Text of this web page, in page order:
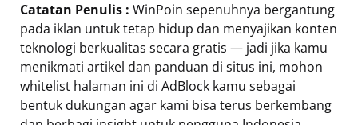
Catatan Penulis : WinPoin sepenuhnya bergantung
pada iklan untuk tetap hidup dan menyajikan konten
teknologi berkualitas secara gratis — jadi jika kamu
menikmati artikel dan panduan di situs ini, mohon
whitelist halaman ini di AdBlock kamu sebagai
bentuk dukungan agar kami bisa terus berkembang